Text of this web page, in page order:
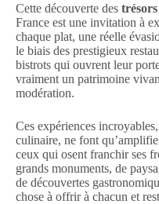
Cette découverte des
France est une invitation à
chaque plat, une réelle
le biais des prestigieux
bistrots qui ouvrent leur
vraiment un patrimoine
modération.
Ces expériences
culinaire, ne font
ceux qui osent franchir ses
grands monuments, de
de découvertes
chose à offrir à chacun et